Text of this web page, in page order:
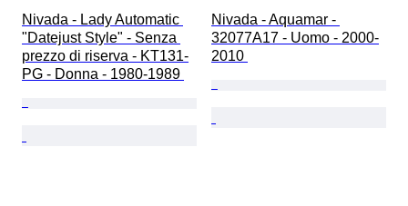
Nivada - Lady Automatic
"Datejust Style" - Senza
prezzo di riserva - KT131-
PG - Donna - 1980-1989
Nivada - Aquamar -
32077A17 - Uomo - 2000-
2010